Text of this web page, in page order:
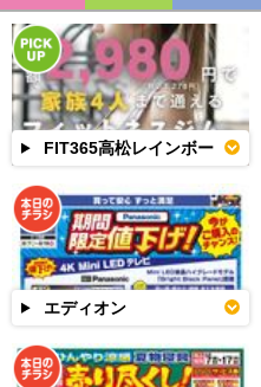
FIT365高松レインボー
エディオン